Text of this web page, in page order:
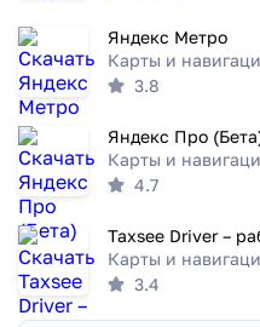
Яндекс Метро
Карты и
3.8
Яндекс Про
Карты и
4.7
Карты и
3.4